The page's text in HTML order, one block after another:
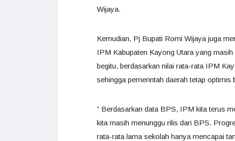
Wijaya.
Kemudian, Pj Bupati Romi Wijaya juga
IPM Kabupaten Kayong Utara yang
begitu, berdasarkan nilai rata-rata IPM
sehingga pemerintah daerah tetap optimis
” Berdasarkan data BPS, IPM kita terus
kita masih menunggu rilis dari BPS.
rata-rata lama sekolah hanya mencapai